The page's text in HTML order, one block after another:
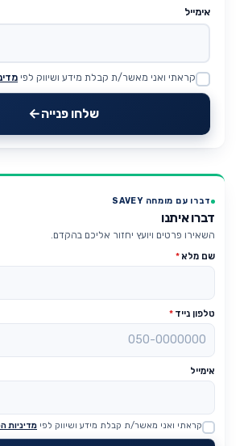
אימייל
Website
קראתי ואני מאשר/ת קבלת מידע ושיווק לפי
שלחו פנייה
דברו עם מומחה SAVEY
דברו איתנו
השאירו פרטים ויועץ יחזור אליכם בהקדם.
שם מלא*
טלפון נייד *
אימייל
Website
קראתי ואני מאשר/ת קבלת מידע ושיווק לפי מדיניות